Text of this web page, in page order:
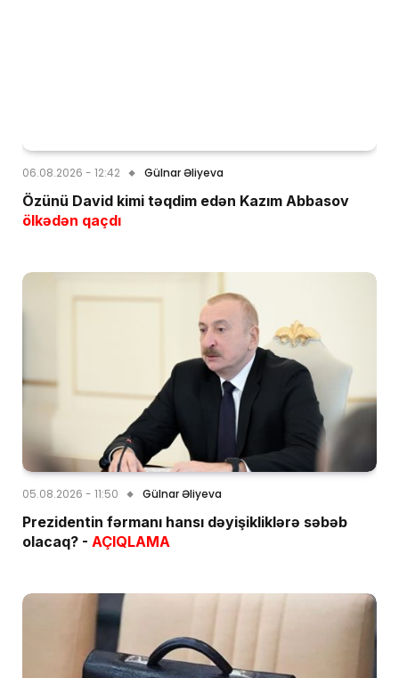
06.08.2026 - 12:42 Gülnar Əliyeva
Özünü David kimi təqdim edən Kazım Abbasov
ölkədən qaçdı
05.08.2026 - 11:50 Gülnar Əliyeva
Prezidentin fərmanı hansı dəyişikliklərə səbəb
olacaq? - AÇIQLAMA